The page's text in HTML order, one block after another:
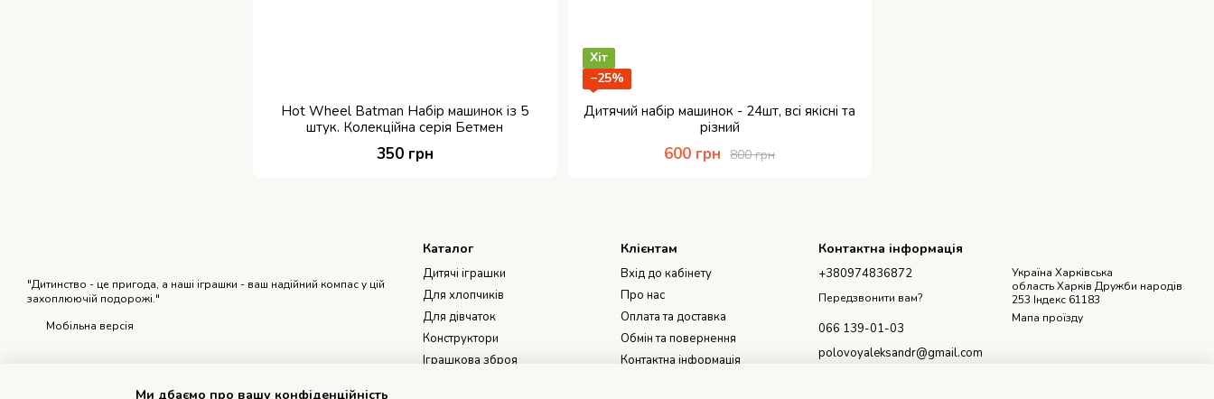
Hot Wheel Batman Набір машинок із 5
штук. Колекційна серія Бетмен
350 грн
Хіт
−25%
Дитячий набір машинок - 24шт, всі якісні та
різний
800 грн
600 грн
"Дитинство - це пригода, а наші іграшки - ваш надійний компас у цій
захоплюючій подорожі."
Мобільна версія
Каталог
Дитячі іграшки
Для хлопчиків
Для дівчаток
Конструктори
Іграшкова зброя
Клієнтам
Вхід до кабінету
Про нас
Оплата та доставка
Обмін та повернення
Контактна інформація
Контактна інформація
+380974836872
Передзвонити вам?
066 139-01-03
polovoyaleksandr@gmail.com
Україна Харківська
область Харків Дружби народів
253 Індекс 61183
Мапа проїзду
Ми дбаємо про вашу конфіденційність